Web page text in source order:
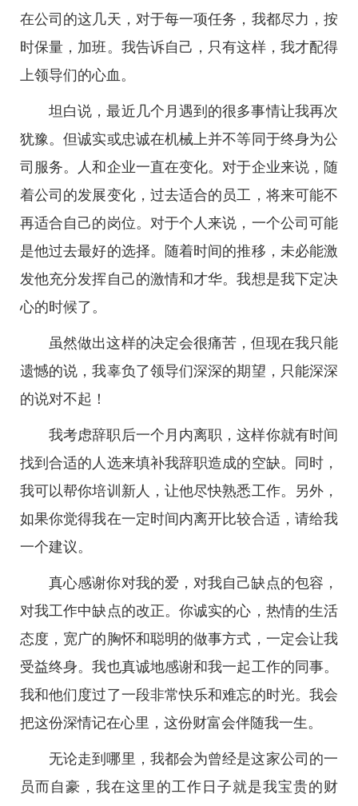
在公司的这几天，对于每一项任务，我都尽力，按
时保量，加班。我告诉自己，只有这样，我才配得
上领导们的心血。
坦白说，最近几个月遇到的很多事情让我再次
犹豫。但诚实或忠诚在机械上并不等同于终身为公
司服务。人和企业一直在变化。对于企业来说，随
着公司的发展变化，过去适合的员工，将来可能不
再适合自己的岗位。对于个人来说，一个公司可能
是他过去最好的选择。随着时间的推移，未必能激
发他充分发挥自己的激情和才华。我想是我下定决
心的时候了。
虽然做出这样的决定会很痛苦，但现在我只能
遗憾的说，我辜负了领导们深深的期望，只能深深
的说对不起！
我考虑辞职后一个月内离职，这样你就有时间
找到合适的人选来填补我辞职造成的空缺。同时，
我可以帮你培训新人，让他尽快熟悉工作。另外，
如果你觉得我在一定时间内离开比较合适，请给我
一个建议。
真心感谢你对我的爱，对我自己缺点的包容，
对我工作中缺点的改正。你诚实的心，热情的生活
态度，宽广的胸怀和聪明的做事方式，一定会让我
受益终身。我也真诚地感谢和我一起工作的同事。
我和他们度过了一段非常快乐和难忘的时光。我会
把这份深情记在心里，这份财富会伴随我一生。
无论走到哪里，我都会为曾经是这家公司的一
员而自豪，我在这里的工作日子就是我宝贵的财